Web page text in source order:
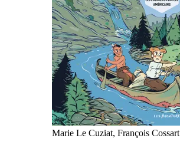
Marie Le Cuziat, François Cossart